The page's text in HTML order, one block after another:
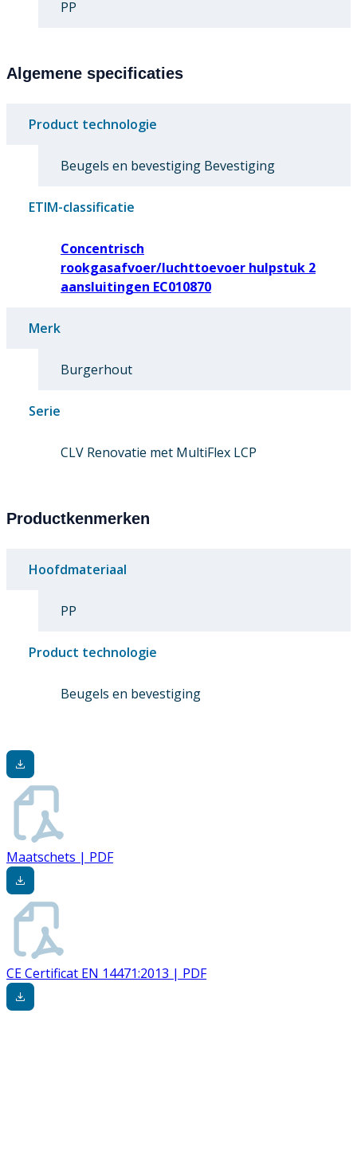
PP
Algemene specificaties
Product technologie
Beugels en bevestiging Bevestiging
ETIM-classificatie
Concentrisch
rookgasafvoer/luchttoevoer hulpstuk 2
aansluitingen EC010870
Merk
Burgerhout
Serie
CLV Renovatie met MultiFlex LCP
Productkenmerken
Hoofdmateriaal
PP
Product technologie
Beugels en bevestiging
Maatschets | PDF
CE Certificat EN 14471:2013 | PDF